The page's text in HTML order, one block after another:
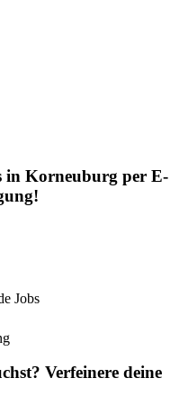
in Korneuburg per E-
Jobs
Verfeinere deine